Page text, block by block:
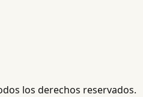
los derechos reservados.